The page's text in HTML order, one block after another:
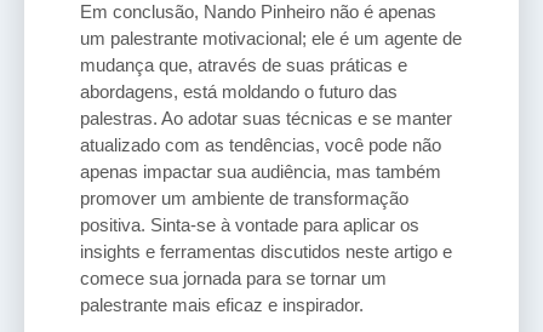
Em conclusão, Nando Pinheiro não é apenas
um palestrante motivacional; ele é um agente de
mudança que, através de suas práticas e
abordagens, está moldando o futuro das
palestras. Ao adotar suas técnicas e se manter
atualizado com as tendências, você pode não
apenas impactar sua audiência, mas também
promover um ambiente de transformação
positiva. Sinta-se à vontade para aplicar os
insights e ferramentas discutidos neste artigo e
comece sua jornada para se tornar um
palestrante mais eficaz e inspirador.